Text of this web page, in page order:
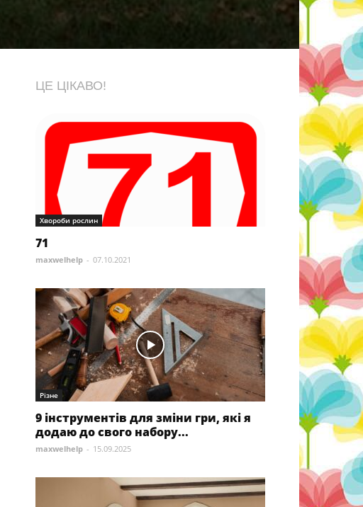
ЦЕ ЦІКАВО!
Хвороби рослин
71
maxwelhelp - 07.10.2021
Різне
9 інструментів для зміни гри, які я
додаю до свого набору...
maxwelhelp - 15.09.2025